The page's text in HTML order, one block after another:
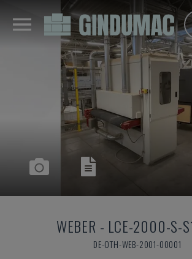
WEBER - LCE-2000-S-
DE-OTH-WEB-2001-00001